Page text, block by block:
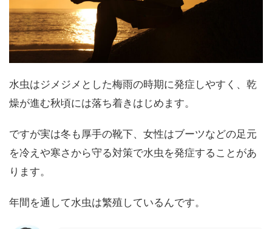
水虫はジメジメとした梅雨の時期に発症しやすく、乾
燥が進む秋頃には落ち着きはじめます。
ですが実は冬も厚手の靴下、女性はブーツなどの足元
を冷えや寒さから守る対策で水虫を発症することがあ
ります。
年間を通して水虫は繁殖しているんです。